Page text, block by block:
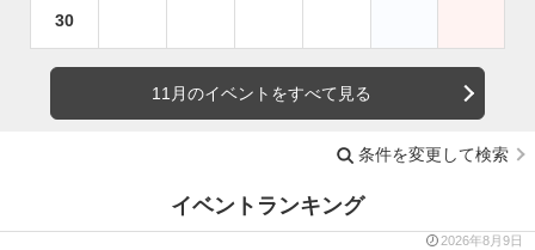
30
11月のイベントをすべて見る
条件を変更して検索
イベントランキング
2026年8月9日